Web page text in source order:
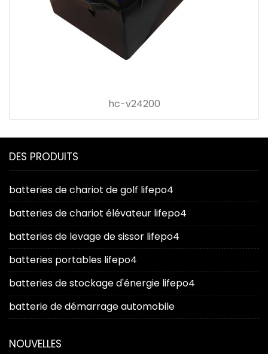
hc-v24200
DES PRODUITS
batteries de chariot de golf lifepo4
batteries de chariot élévateur lifepo4
batteries de levage de sissor lifepo4
batteries portables lifepo4
batteries de stockage d'énergie lifepo4
batterie de démarrage automobile
NOUVELLES